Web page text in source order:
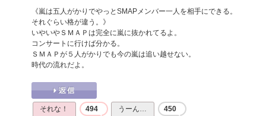
《嵐は五人がかりでやっとSMAPメンバー一人を相手にできる。
それぐらい格が違う。》
いやいやＳＭＡＰは完全に嵐に抜かれてるよ。
コンサートに行けば分かる。
ＳＭＡＰが５人がかりでも今の嵐は追い越せない。
時代の流れだよ。
それな！ 494 うーん… 450